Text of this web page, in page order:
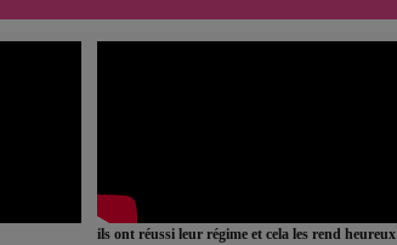
ils ont réussi leur régime et cela les rend heureux